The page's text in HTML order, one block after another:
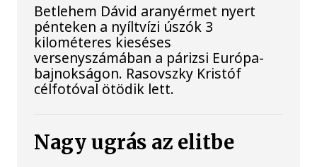
Betlehem Dávid aranyérmet nyert
pénteken a nyíltvízi úszók 3
kilométeres kieséses
versenyszámában a párizsi Európa-
bajnokságon. Rasovszky Kristóf
célfotóval ötödik lett.
Nagy ugrás az elitbe